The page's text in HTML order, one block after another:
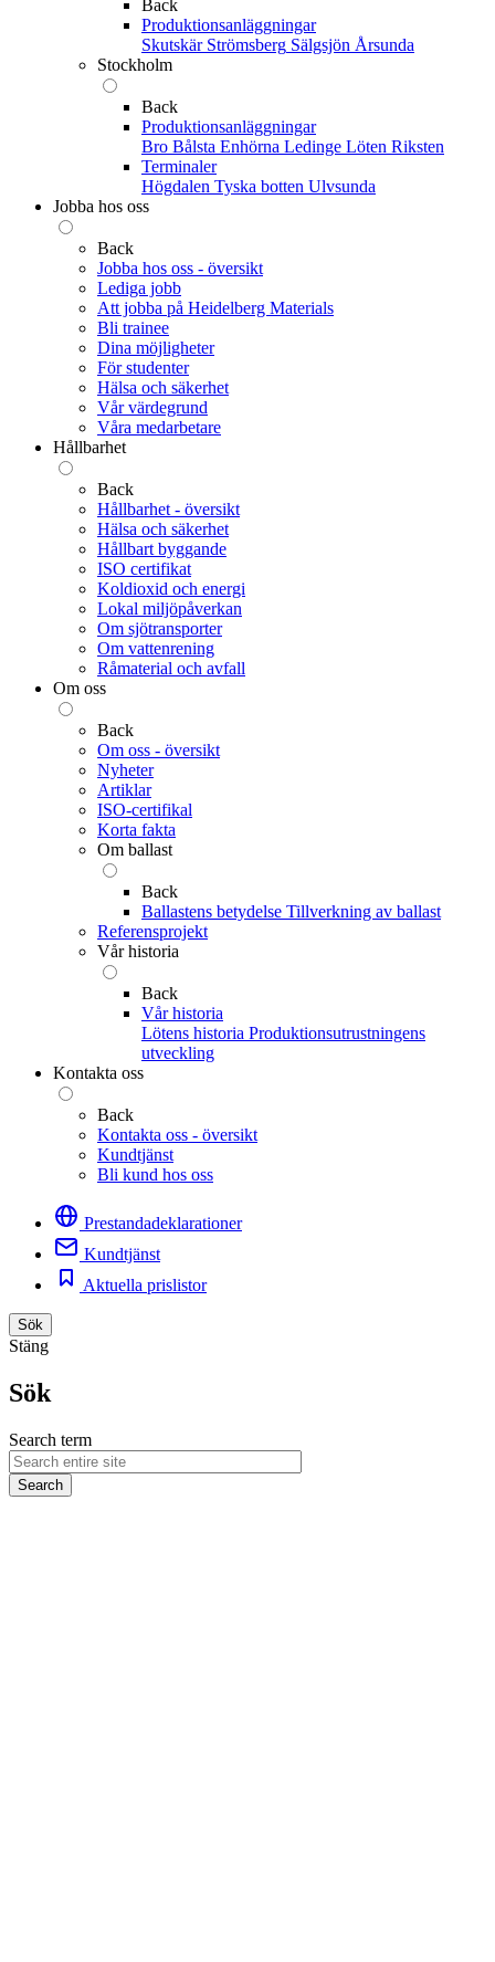
Back
Produktionsanläggningar
Skutskär Strömsberg Sälgsjön Årsunda
Stockholm
Back
Produktionsanläggningar
Bro Bålsta Enhörna Ledinge Löten Riksten
Terminaler
Högdalen Tyska botten Ulvsunda
Jobba hos oss
Back
Jobba hos oss - översikt
Lediga jobb
Att jobba på Heidelberg Materials
Bli trainee
Dina möjligheter
För studenter
Hälsa och säkerhet
Vår värdegrund
Våra medarbetare
Hållbarhet
Back
Hållbarhet - översikt
Hälsa och säkerhet
Hållbart byggande
ISO certifikat
Koldioxid och energi
Lokal miljöpåverkan
Om sjötransporter
Om vattenrening
Råmaterial och avfall
Om oss
Back
Om oss - översikt
Nyheter
Artiklar
ISO-certifikal
Korta fakta
Om ballast
Back
Ballastens betydelse Tillverkning av ballast
Referensprojekt
Vår historia
Back
Vår historia
Lötens historia Produktionsutrustningens
utveckling
Kontakta oss
Back
Kontakta oss - översikt
Kundtjänst
Bli kund hos oss
Prestandadeklarationer
Kundtjänst
Aktuella prislistor
Sök
Stäng
Sök
Search term